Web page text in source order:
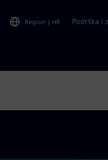
Region | HR Podrška i